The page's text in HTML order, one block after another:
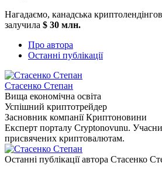
Нагадаємо, канадська
залучила $ 30 млн.
Про автора
Останні публікації
Стасенко Степан
Вища економічна освіта
Успішний криптотрейдер
Засновник компанії Криптоновини
Експерт порталу Cryptonovunu.
присвячених криптовалютам.
Останні публікації автора Стасенко